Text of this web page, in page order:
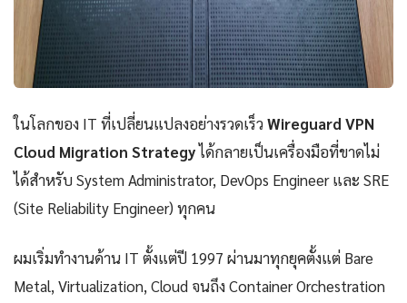
ในโลกของ IT ที่เปลี่ยนแปลงอย่างรวดเร็วWireguard VPN
Cloud Migration Strategyได้กลายเป็นเครื่องมือที่ขาดไม่
ได้สำหรับ System Administrator, DevOps Engineer และ SRE
(Site Reliability Engineer) ทุกคน
ผมเริ่มทำงานด้าน IT ตั้งแต่ปี 1997 ผ่านมาทุกยุคตั้งแต่ Bare
Metal, Virtualization, Cloud จนถึง Container Orchestration